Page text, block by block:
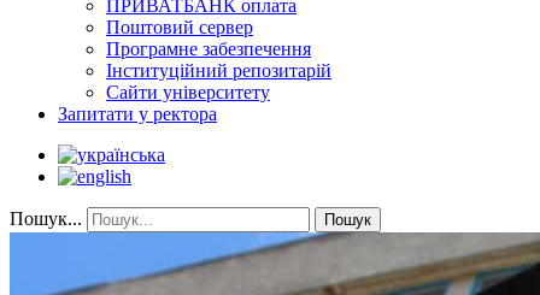
ПРИВАТБАНК оплата
Поштовий сервер
Програмне забезпечення
Інституційний репозитарій
Сайти університету
Запитати у ректора
Пошук... Пошук